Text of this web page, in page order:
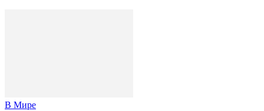
В Мире